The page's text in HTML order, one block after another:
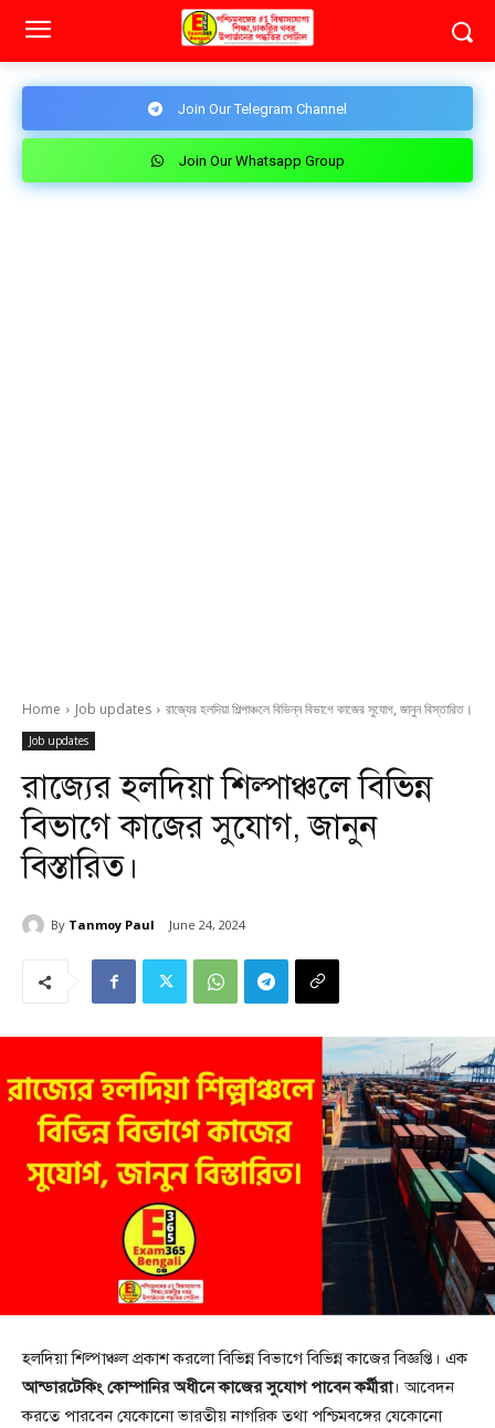
Join Our Telegram Channel
Join Our Whatsapp Group
Home Job updates রাজ্যের হলদিয়া শিল্পাঞ্চলে বিভিন্ন বিভাগে কাজের সুযোগ, জানুন বিস্তারিত।
Job updates
রাজ্যের হলদিয়া শিল্পাঞ্চলে বিভিন্ন
বিভাগে কাজের সুযোগ, জানুন
বিস্তারিত।
By Tanmoy Paul June 24, 2024
হলদিয়া শিল্পাঞ্চল প্রকাশ করলো বিভিন্ন বিভাগে বিভিন্ন কাজের বিজ্ঞপ্তি। এক
আন্ডারটেকিং কোম্পানির অধীনে কাজের সুযোগ পাবেন কর্মীরা। আবেদন
করতে পারবেন যেকোনো ভারতীয় নাগরিক তথা পশ্চিমবঙ্গের যেকোনো